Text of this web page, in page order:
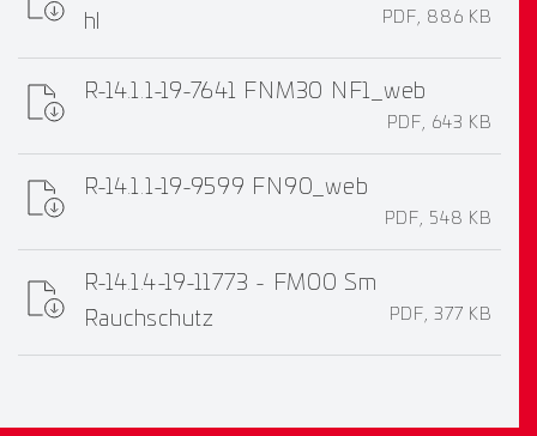
hl
PDF, 886 KB
R-14.1.1-19-7641 FNM30 NF1_web
PDF, 643 KB
R-14.1.1-19-9599 FN90_web
PDF, 548 KB
R-14.1.4-19-11773 - FM00 Sm
Rauchschutz
PDF, 377 KB